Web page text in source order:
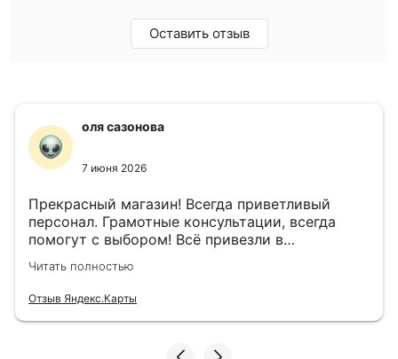
Оставить отзыв
оля сазонова
7 июня 2026
Прекрасный магазин! Всегда приветливый
персонал. Грамотные консультации, всегда
помогут с выбором! Всё привезли в
назначенный день!
Читать полностью
Отзыв Яндекс.Карты